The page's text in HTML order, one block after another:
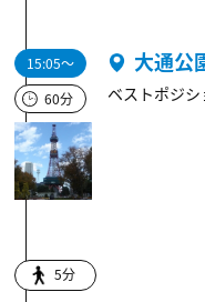
15:05～
60分
大通公
ベストポジ
5分